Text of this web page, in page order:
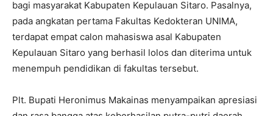
bagi masyarakat Kabupaten Kepulauan Sitaro. Pasalnya,
pada angkatan pertama Fakultas Kedokteran UNIMA,
terdapat empat calon mahasiswa asal Kabupaten
Kepulauan Sitaro yang berhasil lolos dan diterima untuk
menempuh pendidikan di fakultas tersebut.
Plt. Bupati Heronimus Makainas menyampaikan apresiasi